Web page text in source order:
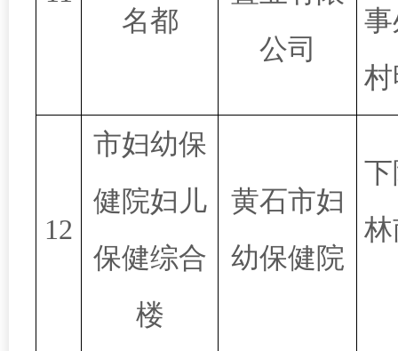
名都
公司
12
市妇幼保
健院妇儿
保健综合
楼
黄石市妇
幼保健院
林